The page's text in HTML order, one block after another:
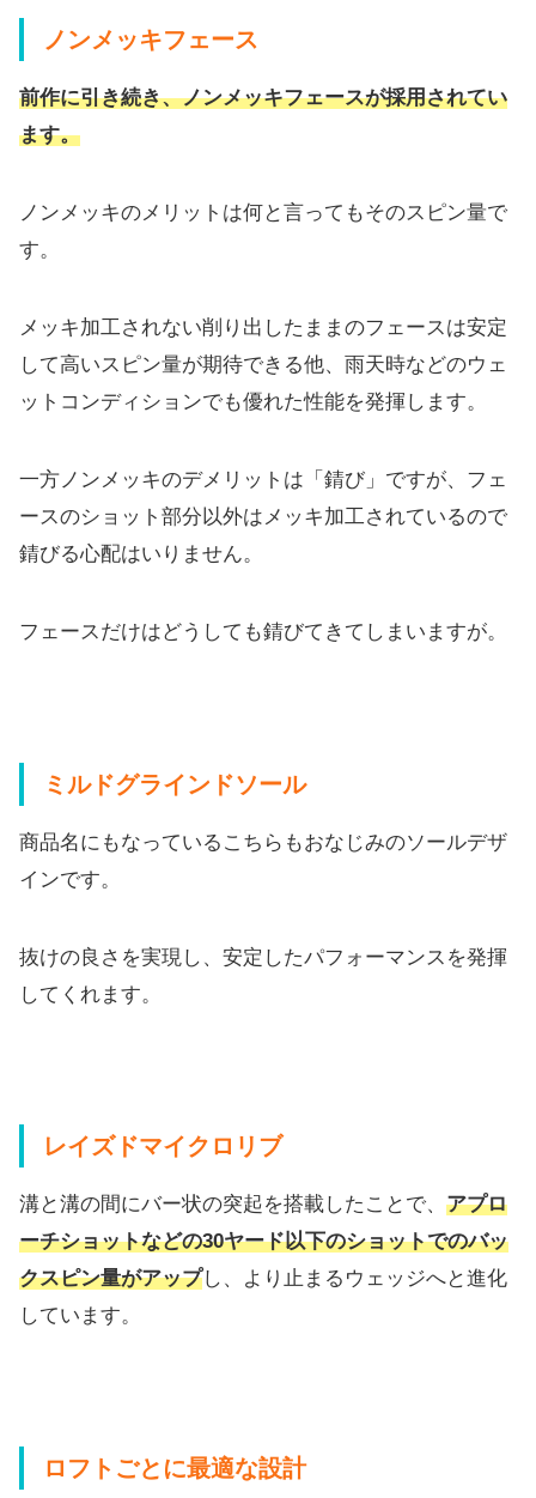
ノンメッキフェース
前作に引き続き、ノンメッキフェースが採用されてい
ます。
ノンメッキのメリットは何と言ってもそのスピン量で
す。
メッキ加工されない削り出したままのフェースは安定
して高いスピン量が期待できる他、 雨天時などのウェ
ットコンディションでも優れた性能を発揮します。
一方ノンメッキのデメリットは「錆び」ですが、 フェ
ースのショット部分以外はメッキ加工されているので
錆びる心配はいりません。
フェースだけはどうしても錆びてきてしまいますが。
ミルドグラインドソール
商品名にもなっているこちらもおなじみのソールデザ
インです。
抜けの良さを実現し、 安定したパフォーマンスを発揮
してくれます。
レイズドマイクロリブ
溝と溝の間にバー状の突起を搭載したことで、 アプロ
ーチショットなどの30ヤード以下のショットでのバッ
クスピン量がアップし、より止まるウェッジへと進化
しています。
ロフトごとに最適な設計